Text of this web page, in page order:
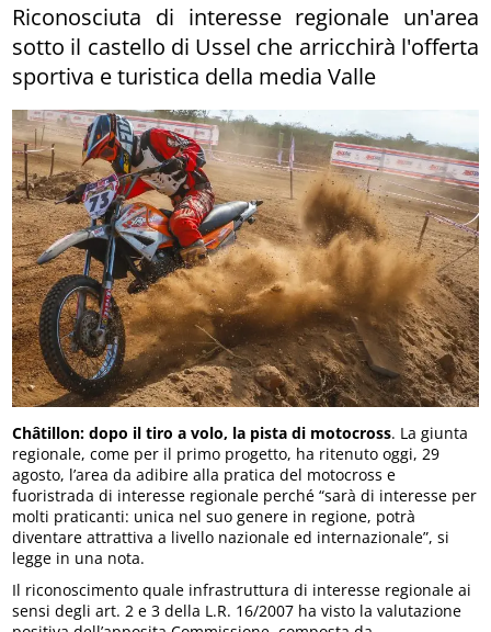
Riconosciuta di interesse regionale un'area
sotto il castello di Ussel che arricchirà l'offerta
sportiva e turistica della media Valle
Châtillon: dopo il tiro a volo, la pista di motocross. La giunta
regionale, come per il primo progetto, ha ritenuto oggi, 29
agosto, l’area da adibire alla pratica del motocross e
fuoristrada di interesse regionale perché “sarà di interesse per
molti praticanti: unica nel suo genere in regione, potrà
diventare attrattiva a livello nazionale ed internazionale”, si
legge in una nota.
Il riconoscimento quale infrastruttura di interesse regionale ai
sensi degli art. 2 e 3 della L.R. 16/2007 ha visto la valutazione